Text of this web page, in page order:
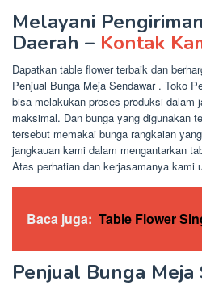
Melayani
Daerah – Kontak
Dapatkan table flower terbaik dan
Penjual Bunga Meja Sendawar . Toko
bisa melakukan proses produksi dalam
maksimal. Dan bunga yang digunakan
tersebut memakai bunga rangkaian
jangkauan kami dalam mengantarkan
Atas perhatian dan kerjasamanya kami
Baca juga: Table Flower
Penjual Bunga